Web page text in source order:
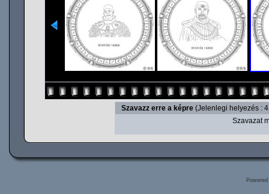
Szavazz erre a képre (Jelenlegi helyezés :
Szavazat